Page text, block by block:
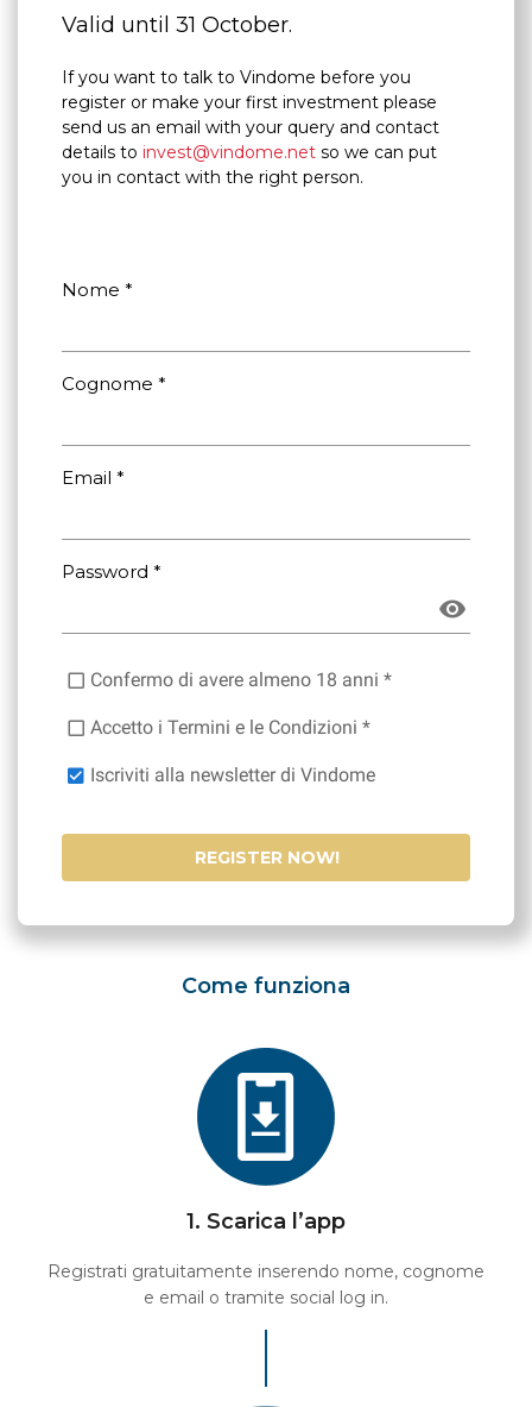
Valid until 31 October.
If you want to talk to Vindome before you
register or make your first investment please
send us an email with your query and contact
details to invest@vindome.net so we can put
you in contact with the right person.
Nome *
Cognome *
Email *
Password *
Confermo di avere almeno 18 anni *
Accetto i Termini e le Condizioni *
Iscriviti alla newsletter di Vindome
REGISTER NOW!
Come funziona
1. Scarica l’app
Registrati gratuitamente inserendo nome, cognome
e email o tramite social log in.